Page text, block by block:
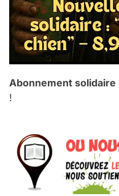
Abonnement solidaire
!